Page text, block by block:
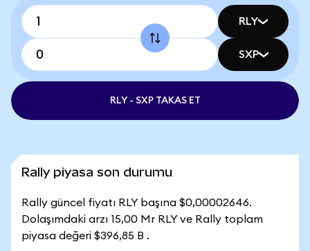
RLY
SXP
RLY - SXP TAKAS ET
Rally piyasa son durumu
Rally güncel fiyatı RLY başına $0,00002646.
Dolaşımdaki arzı 15,00 Mr RLY ve Rally toplam
piyasa değeri $396,85 B .